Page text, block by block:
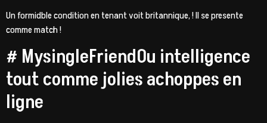
Un formidble condition en tenant voit britannique, ! Il se presente
comme match !
# MysingleFriendOu intelligence
tout comme jolies achoppes en
ligne